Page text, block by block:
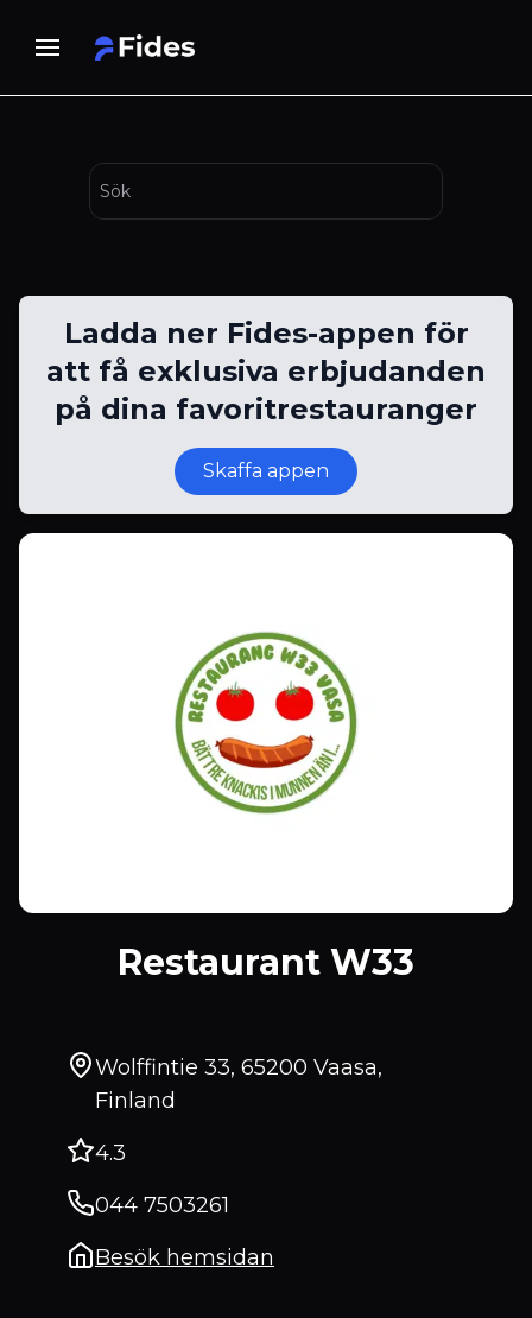
Ladda ner Fides-appen för
att få exklusiva erbjudanden
på dina favoritrestauranger
Skaffa appen
Restaurant W33
Wolffintie 33, 65200 Vaasa,
Finland
4.3
044 7503261
Besök hemsidan